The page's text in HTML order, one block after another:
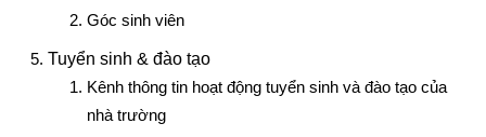
Góc sinh viên
Tuyển sinh & đào tạo
Kênh thông tin hoạt động tuyển sinh và đào tạo của
nhà trường